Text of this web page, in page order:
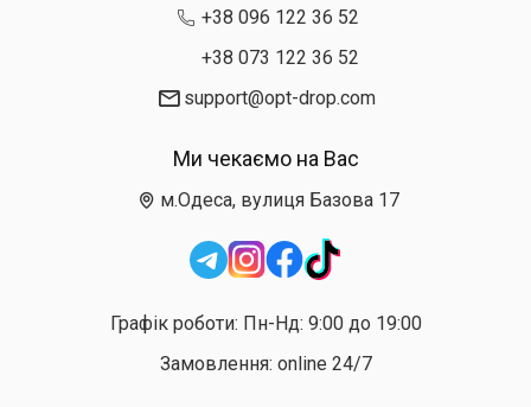
+38 096 122 36 52
+38 073 122 36 52
support@opt-drop.com
Ми чекаємо на Вас
м.Одеса, вулиця Базова 17
Графік роботи: Пн-Нд: 9:00 до 19:00
Замовлення: online 24/7